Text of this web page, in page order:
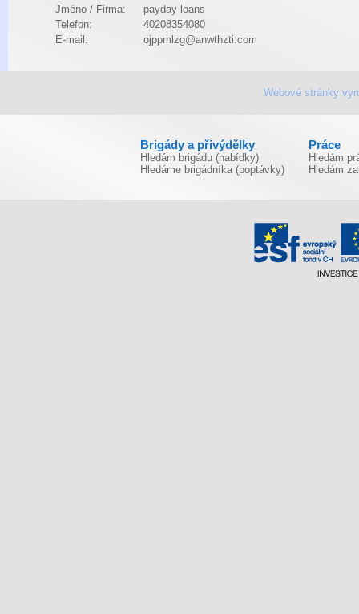
Jméno / Firma:
payday loans
Telefon:
40208354080
E-mail:
ojppmlzg@anwthzti.com
Webové stránky
Brigády a přivýdělky
Hledám brigádu (nabídky)
Hledáme brigádníka (poptávky)
Práce
Hledám
Hledám